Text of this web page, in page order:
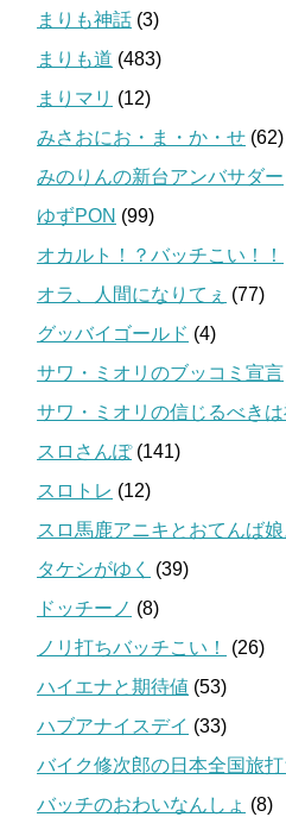
まりも神話 (3)
まりも道 (483)
まりマリ (12)
みさおにお・ま・か・せ (62)
みのりんの新台アンバサダー
ゆずPON (99)
オカルト！？バッチこい！！
オラ、人間になりてぇ (77)
グッバイゴールド (4)
サワ・ミオリのブッコミ宣言
サワ・ミオリの信じるべき
スロさんぽ(141)
スロトレ (12)
スロ馬鹿アニキとおてんば娘
タケシがゆく
(39)
ドッチーノ (8)
ノリ打ちバッチこい！
(26)
ハイエナと期待値 (53)
ハブアナイスデイ (33)
バイク修次郎の日本全国旅
バッチのおわいなんしょ (8)